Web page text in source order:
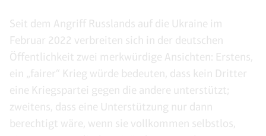
Seit dem Angriff Russlands auf die Ukraine im
Februar 2022 verbreiten sich in der deutschen
Öffentlichkeit zwei merkwürdige Ansichten: Erstens,
ein „fairer“ Krieg würde bedeuten, dass kein Dritter
eine Kriegspartei gegen die andere unterstützt;
zweitens, dass eine Unterstützung nur dann
berechtigt wäre, wenn sie vollkommen selbstlos,